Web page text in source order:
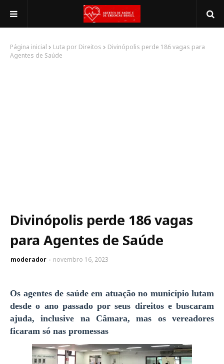
Página inicial Luta por Direitos
Divinópolis perde 186 vagas para
Agentes de Saúde
Divinópolis perde 186 vagas
para Agentes de Saúde
moderador novembro 16, 2023
Os agentes de saúde em atuação no município lutam
desde o ano passado por seus direitos e buscaram
ajuda, inclusive na Câmara, mas os vereadores
ficaram só nas promessas